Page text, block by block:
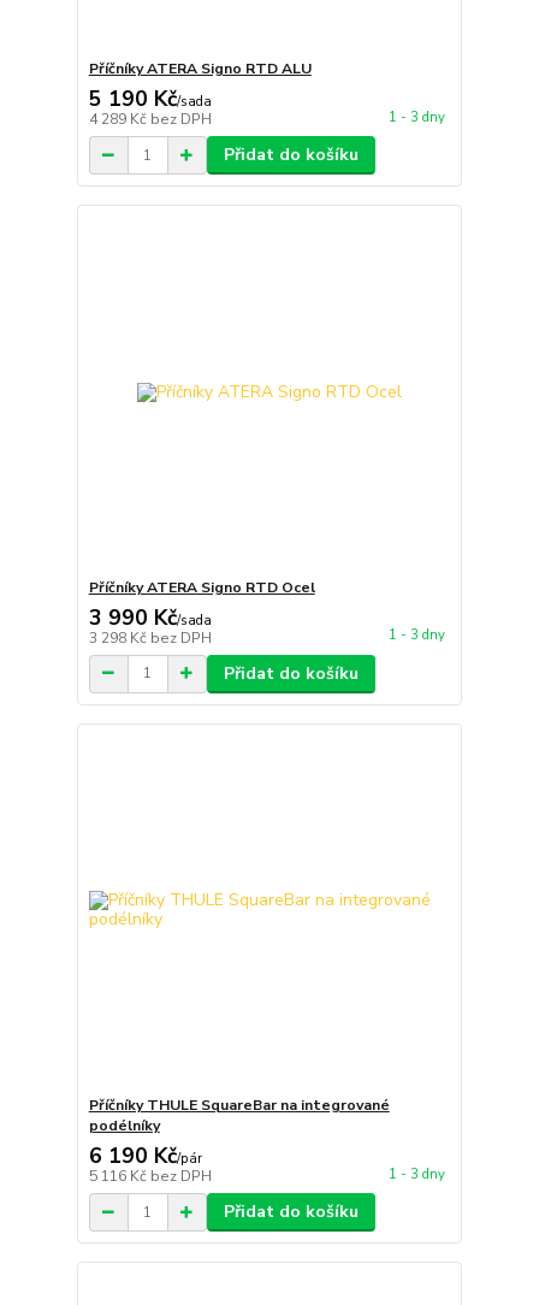
Příčníky ATERA Signo RTD ALU
5 190 Kč/sada
4 289 Kč bez DPH 1 - 3 dny
Přidat do košíku
Příčníky ATERA Signo RTD Ocel
3 990 Kč/sada
3 298 Kč bez DPH 1 - 3 dny
Přidat do košíku
Příčníky THULE SquareBar na integrované
podélníky
6 190 Kč/pár
5 116 Kč bez DPH 1 - 3 dny
Přidat do košíku